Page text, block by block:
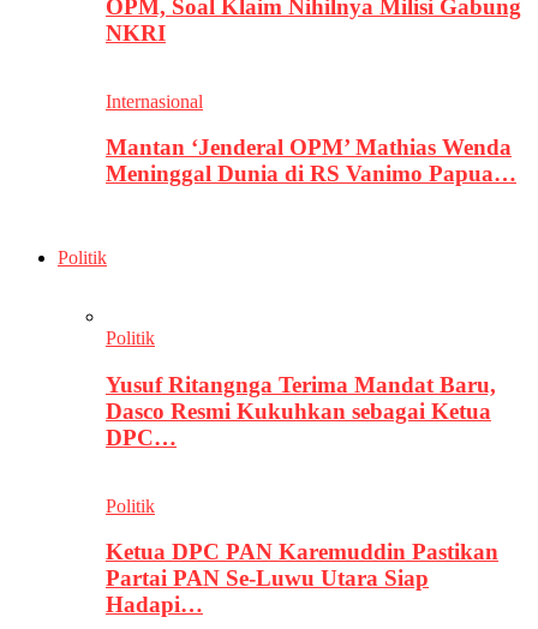
OPM, Soal Klaim Nihilnya Milisi Gabung
NKRI
Internasional
Mantan ‘Jenderal OPM’ Mathias Wenda
Meninggal Dunia di RS Vanimo Papua…
Politik
Politik
Yusuf Ritangnga Terima Mandat Baru,
Dasco Resmi Kukuhkan sebagai Ketua
DPC…
Politik
Ketua DPC PAN Karemuddin Pastikan
Partai PAN Se-Luwu Utara Siap
Hadapi…